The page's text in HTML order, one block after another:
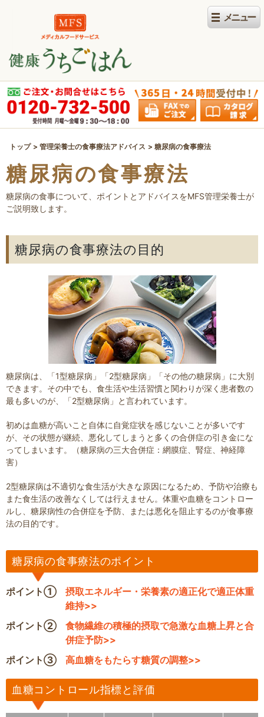
トップ 管理栄養士の食事療法アドバイス 糖尿病の食事療法
糖尿病の食事療法
糖尿病の食事について、ポイントとアドバイスをMFS管理栄養士が
ご説明致します。
糖尿病の食事療法の目的
糖尿病は、「1型糖尿病」「2型糖尿病」「その他の糖尿病」に大別
できます。その中でも、食生活や生活習慣と関わりが深く患者数の
最も多いのが、「2型糖尿病」と言われています。
初めは血糖が高いこと自体に自覚症状を感じないことが多いです
が、その状態が継続、悪化してしまうと多くの合併症の引き金にな
ってしまいます。（糖尿病の三大合併症：網膜症、腎症、神経障
害）
2型糖尿病は不適切な食生活が大きな原因になるため、予防や治療も
また食生活の改善なくしては行えません。体重や血糖をコントロー
ルし、糖尿病性の合併症を予防、または悪化を阻止するのが食事療
法の目的です。
糖尿病の食事療法のポイント
ポイント①
摂取エネルギー・栄養素の適正化で適正体重
維持>>
ポイント②
食物繊維の積極的摂取で急激な血糖上昇と合
併症予防>>
ポイント③
高血糖をもたらす糖質の調整>>
血糖コントロール指標と評価